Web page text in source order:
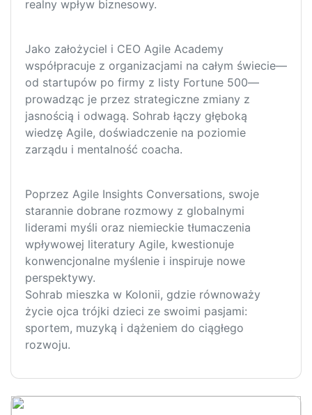
realny wpływ biznesowy.
Jako założyciel i CEO Agile Academy
współpracuje z organizacjami na całym świecie—
od startupów po firmy z listy Fortune 500—
prowadząc je przez strategiczne zmiany z
jasnością i odwagą. Sohrab łączy głęboką
wiedzę Agile, doświadczenie na poziomie
zarządu i mentalność coacha.
Poprzez Agile Insights Conversations, swoje
starannie dobrane rozmowy z globalnymi
liderami myśli oraz niemieckie tłumaczenia
wpływowej literatury Agile, kwestionuje
konwencjonalne myślenie i inspiruje nowe
perspektywy.
Sohrab mieszka w Kolonii, gdzie równoważy
życie ojca trójki dzieci ze swoimi pasjami:
sportem, muzyką i dążeniem do ciągłego
rozwoju.